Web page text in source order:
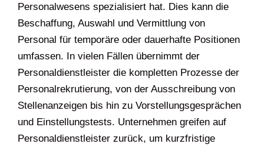
Personalwesens spezialisiert hat. Dies kann die
Beschaffung, Auswahl und Vermittlung von
Personal für temporäre oder dauerhafte Positionen
umfassen. In vielen Fällen übernimmt der
Personaldienstleister die kompletten Prozesse der
Personalrekrutierung, von der Ausschreibung von
Stellenanzeigen bis hin zu Vorstellungsgesprächen
und Einstellungstests. Unternehmen greifen auf
Personaldienstleister zurück, um kurzfristige